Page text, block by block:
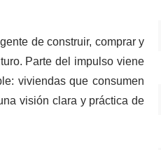
de construir, comprar y
Parte del impulso viene
viviendas que consumen
visión clara y práctica de